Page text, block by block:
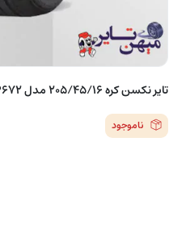
تایر نکسن کره 205/45/16 مدل CP672
ناموجود